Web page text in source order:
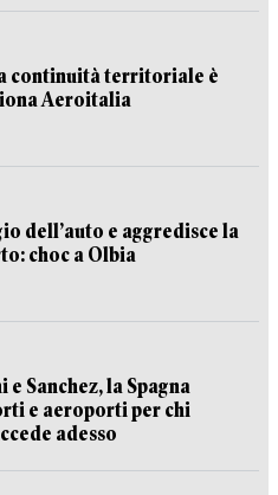
continuità territoriale è
Aeroitalia
dell’auto e aggredisce la
choc a Olbia
Sanchez, la Spagna
e aeroporti per chi
adesso